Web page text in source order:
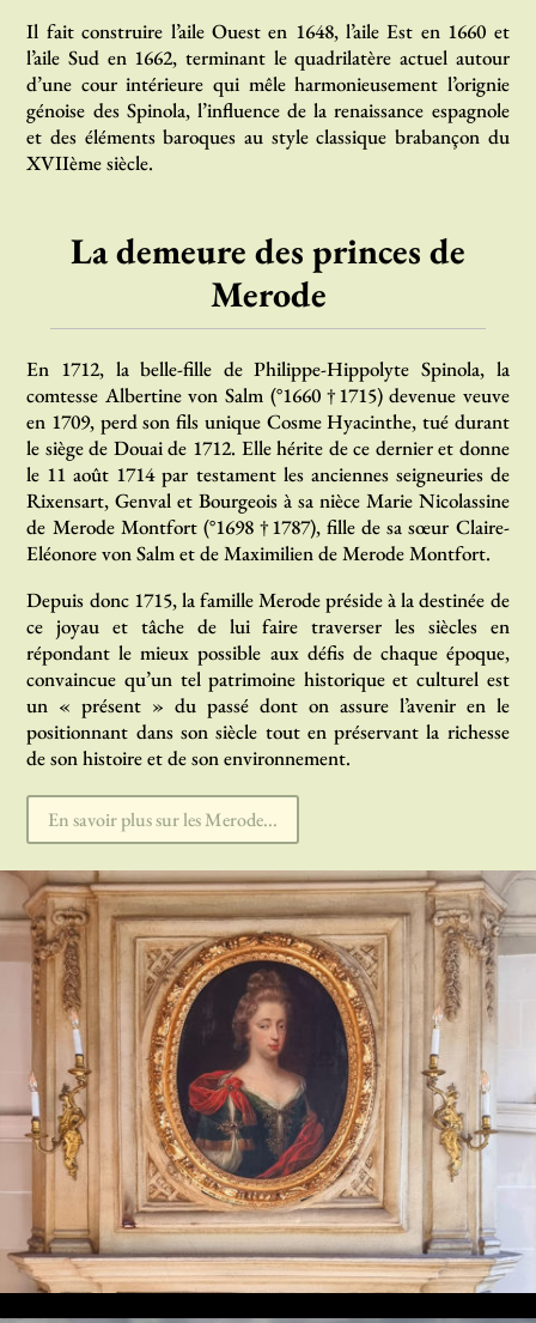
Il fait construire l’aile Ouest en 1648, l’aile Est en 1660 et
l’aile Sud en 1662, terminant le quadrilatère actuel autour
d’une cour intérieure qui mêle harmonieusement l’orignie
génoise des Spinola, l’influence de la renaissance espagnole
et des éléments baroques au style classique brabançon du
XVIIème siècle.
La demeure des princes de
Merode
En 1712, la belle-fille de Philippe-Hippolyte Spinola, la
comtesse Albertine von Salm (°1660 †1715) devenue veuve
en 1709, perd son fils unique Cosme Hyacinthe, tué durant
le siège de Douai de 1712. Elle hérite de ce dernier et donne
le 11 août 1714 par testament les anciennes seigneuries de
Rixensart, Genval et Bourgeois à sa nièce Marie Nicolassine
de Merode Montfort (°1698 †1787), fille de sa sœur Claire-
Eléonore von Salm et de Maximilien de Merode Montfort.
Depuis donc 1715, la famille Merode préside à la destinée de
ce joyau et tâche de lui faire traverser les siècles en
répondant le mieux possible aux défis de chaque époque,
convaincue qu’un tel patrimoine historique et culturel est
un « présent » du passé dont on assure l’avenir en le
positionnant dans son siècle tout en préservant la richesse
de son histoire et de son environnement.
En savoir plus sur les Merode...